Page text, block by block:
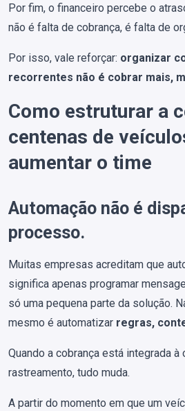
Por fim, o financeiro percebe o
não é falta de cobrança, é falta de
Por isso, vale reforçar: organizar
recorrentes não é cobrar mais,
Como estruturar a
centenas de
aumentar o time
Automação não é
processo.
Muitas empresas acreditam que
significa apenas programar
só uma pequena parte da solução.
mesmo é automatizar regras,
Quando a cobrança está integrada à
rastreamento, tudo muda.
A partir do momento em que um